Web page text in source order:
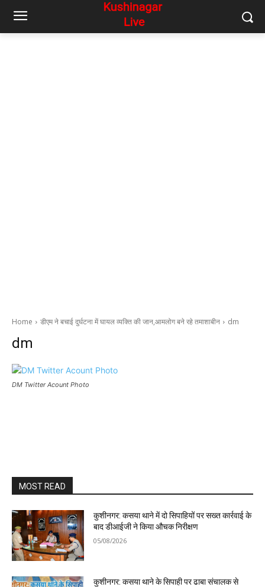
Home डीएम ने बचाई दुर्घटना में घायल व्यक्ति की जान,आमलोग बने रहे तमाशाबीन dm
dm
DM Twitter Acount Photo
MOST READ
कुशीनगर: कसया थाने में दो सिपाहियों पर सख्त कार्रवाई के
बाद डीआईजी ने किया औचक निरीक्षण
05/08/2026
कुशीनगर: कसया थाने के सिपाही पर ढाबा संचालक से